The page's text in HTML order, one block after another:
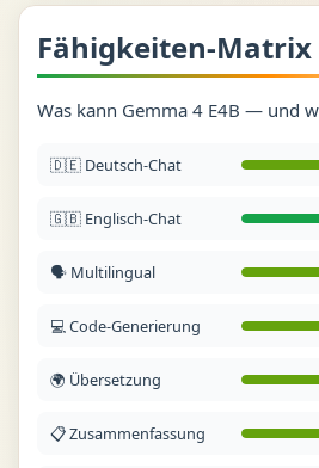
Fähigkeiten-Matrix
Was kann Gemma 4 E4B — und
🇩🇪 Deutsch-Chat
🇬🇧 Englisch-Chat
🗣️ Multilingual
💻 Code-Generierung
🌍 Übersetzung
📋 Zusammenfassung